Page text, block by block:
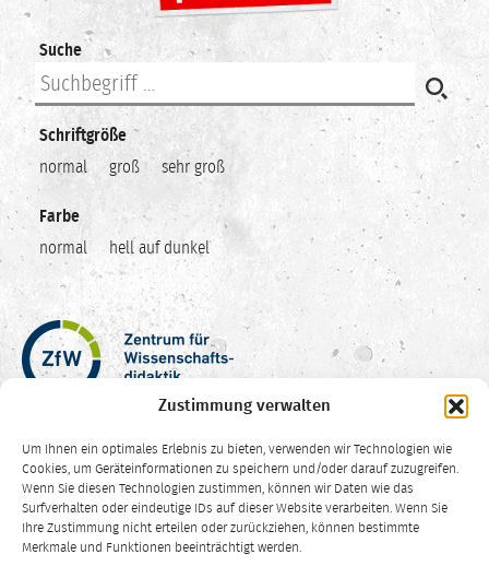
Zustimmung verwalten
Um Ihnen ein optimales Erlebnis zu bieten, verwenden wir Technologien wie
Cookies, um Geräteinformationen zu speichern und/oder darauf zuzugreifen.
Wenn Sie diesen Technologien zustimmen, können wir Daten wie das
Surfverhalten oder eindeutige IDs auf dieser Website verarbeiten. Wenn Sie
Ihre Zustimmung nicht erteilen oder zurückziehen, können bestimmte
Merkmale und Funktionen beeinträchtigt werden.
Suche
Schriftgröße
normal
groß sehr groß
Farbe
normal
hell auf dunkel
Zentrum
für
Wissenschaftsdidaktik
Ruhr-
Universität
Bochum
CC